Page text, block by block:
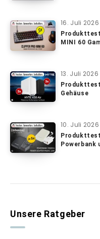
16. Juli 2026
MINI 60
13. Juli 2026
Gehäuse
10. Juli 2026
Powerbank
Unsere Ratgeber